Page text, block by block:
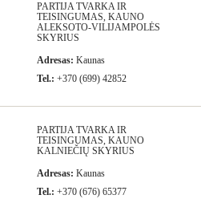
PARTIJA TVARKA IR
TEISINGUMAS, KAUNO
ALEKSOTO-VILIJAMPOLĖS
SKYRIUS
Adresas: Kaunas
Tel.: +370 (699) 42852
PARTIJA TVARKA IR
TEISINGUMAS, KAUNO
KALNIEČIŲ SKYRIUS
Adresas: Kaunas
Tel.: +370 (676) 65377